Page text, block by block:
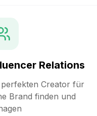
Relations
perfekten Creator für
Brand finden und